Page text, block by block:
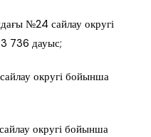
№24 сайлау округі
736 дауыс;
округі бойынша
округі бойынша